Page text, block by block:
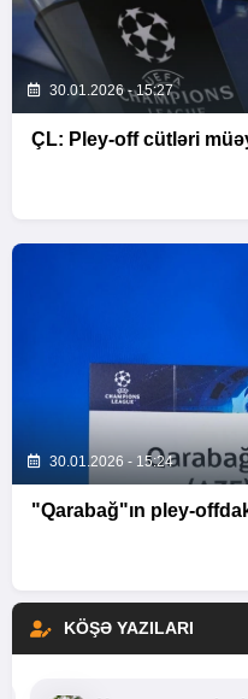
30.01.2026 - 15:27
ÇL: Pley-off cütləri
30.01.2026 - 15:24
"Qarabağ"ın pley-
KÖŞƏ YAZILARI